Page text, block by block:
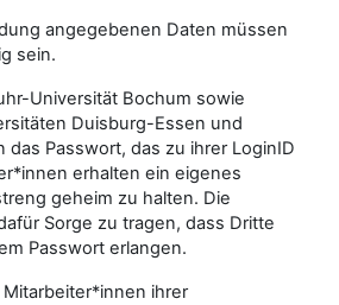
angegebenen Daten müssen
sein.
Universität Bochum sowie
Duisburg-Essen und
Passwort, das zu ihrer LoginID
erhalten ein eigenes
geheim zu halten. Die
Sorge zu tragen, dass Dritte
Passwort erlangen.
ihrer